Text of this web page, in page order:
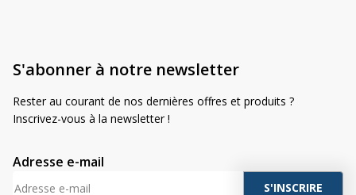
S'abonner à notre newsletter
Rester au courant de nos dernières offres et produits ?
Inscrivez-vous à la newsletter !
Adresse e-mail
A